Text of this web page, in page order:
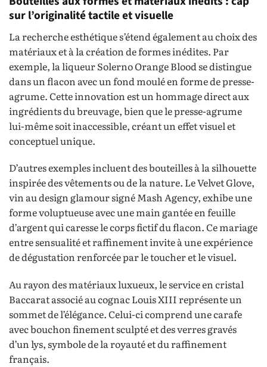
sur l’originalité tactile et visuelle
La recherche esthétique s’étend également au choix des
matériaux et à la création de formes inédites. Par
exemple, la liqueur Solerno Orange Blood se distingue
dans un flacon avec un fond moulé en forme de presse-
agrume. Cette innovation est un hommage direct aux
ingrédients du breuvage, bien que le presse-agrume
lui-même soit inaccessible, créant un effet visuel et
conceptuel unique.
D’autres exemples incluent des bouteilles à la silhouette
inspirée des vêtements ou de la nature. Le Velvet Glove,
vin au design glamour signé Mash Agency, exhibe une
forme voluptueuse avec une main gantée en feuille
d’argent qui caresse le corps fictif du flacon. Ce mariage
entre sensualité et raffinement invite à une expérience
de dégustation renforcée par le toucher et le visuel.
Au rayon des matériaux luxueux, le service en cristal
Baccarat associé au cognac Louis XIII représente un
sommet de l’élégance. Celui-ci comprend une carafe
avec bouchon finement sculpté et des verres gravés
d’un lys, symbole de la royauté et du raffinement
français.